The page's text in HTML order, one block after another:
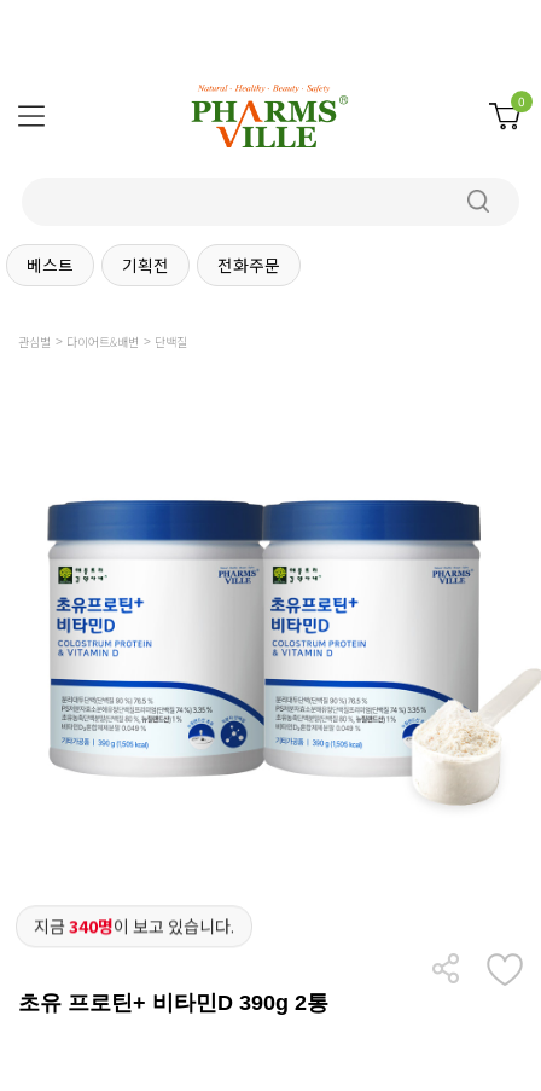
0
베스트 기획전 전화주문
관심별 다이어트&배변 단백질
지금340명이 보고 있습니다.
초유 프로틴+ 비타민D 390g 2통